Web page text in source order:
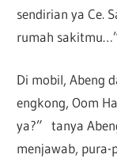
sendirian ya Ce.
rumah
Di mobil, Abeng
engkong, Oom
ya?” tanya
menjawab,